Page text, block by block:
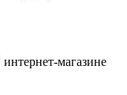
магазине